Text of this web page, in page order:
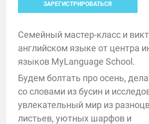
ЗАРЕГИСТРИРОВАТЬСЯ
Семейный мастер-класс и
английском языке от центра
языков MyLanguage School.
Будем болтать про осень,
со словами из бусин и
увлекательный мир из
листьев, уютных шарфов и